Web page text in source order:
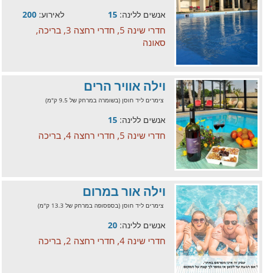
אנשים ללינה: 15 לאירוע: 200
חדרי שינה 5, חדרי רחצה 3, בריכה,
סאונה
וילה אוויר הרים
צימרים ליד חוסן (בשומרה במרחק של 9.5 ק"מ)
אנשים ללינה: 15
חדרי שינה 5, חדרי רחצה 4, בריכה
וילה אור במרום
צימרים ליד חוסן (בספסופה במרחק של 13.3 ק"מ)
אנשים ללינה: 20
חדרי שינה 4, חדרי רחצה 2, בריכה